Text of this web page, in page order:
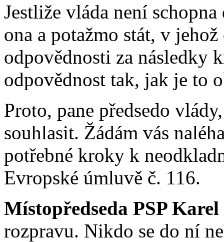
Jestliže vláda není
ona a potažmo stát, v
odpovědnosti za následky
odpovědnost tak, jak je to
Proto, pane předsedo
souhlasit. Žádám vás
potřebné kroky k
Evropské úmluvě č. 116.
Místopředseda PSP
rozpravu. Nikdo se do ní